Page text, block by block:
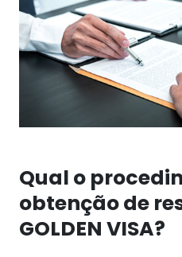
Qual o
obtenção de
GOLDEN VISA?